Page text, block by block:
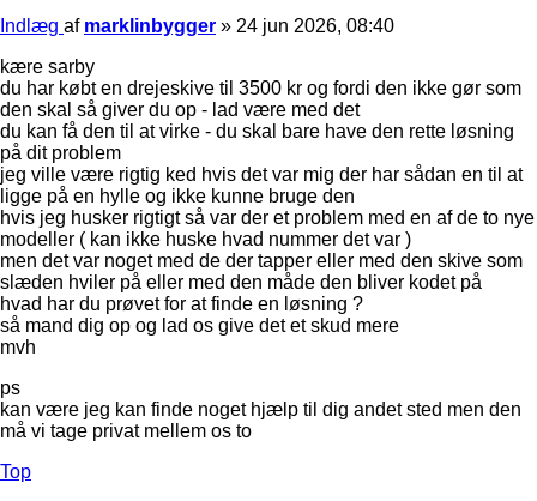
Indlæg af marklinbygger » 24 jun 2026, 08:40
kære sarby
du har købt en drejeskive til 3500 kr og fordi den ikke gør som
den skal så giver du op - lad være med det
du kan få den til at virke - du skal bare have den rette løsning
på dit problem
jeg ville være rigtig ked hvis det var mig der har sådan en til at
ligge på en hylle og ikke kunne bruge den
hvis jeg husker rigtigt så var der et problem med en af de to nye
modeller ( kan ikke huske hvad nummer det var )
men det var noget med de der tapper eller med den skive som
slæden hviler på eller med den måde den bliver kodet på
hvad har du prøvet for at finde en løsning ?
så mand dig op og lad os give det et skud mere
mvh
ps
kan være jeg kan finde noget hjælp til dig andet sted men den
må vi tage privat mellem os to
Top